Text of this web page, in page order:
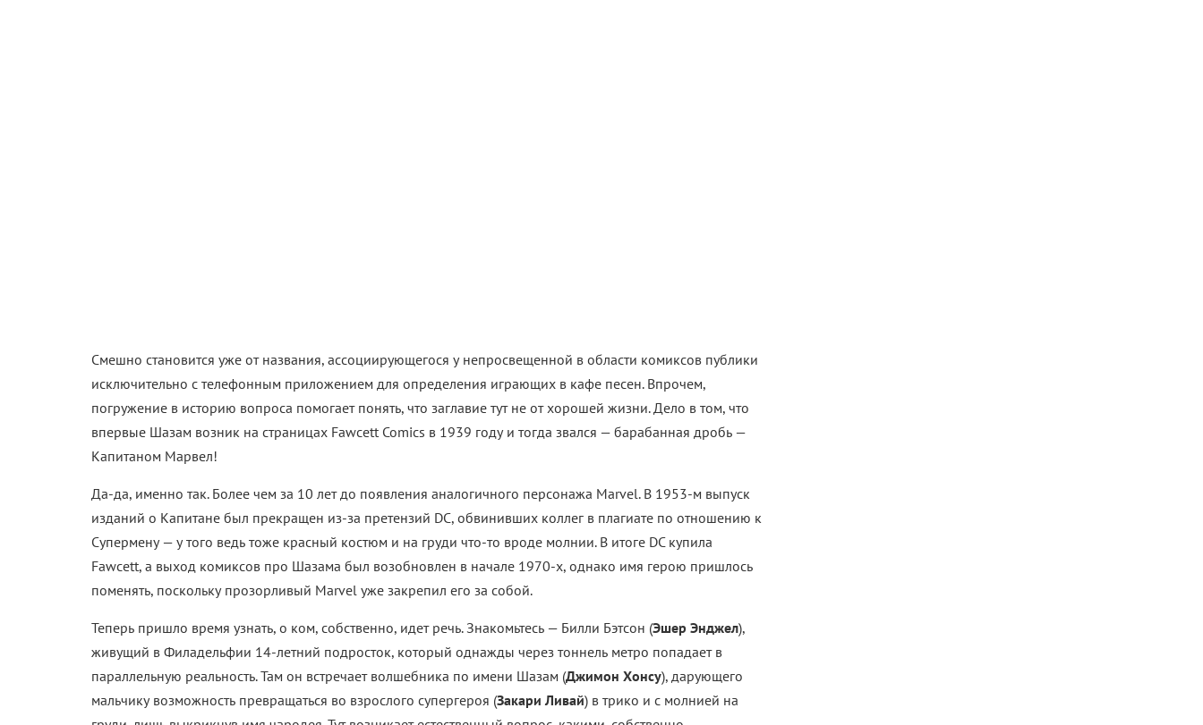
Смешно становится уже от названия, ассоциирующегося у непросвещенной в области комиксов публики
исключительно с телефонным приложением для определения играющих в кафе песен. Впрочем,
погружение в историю вопроса помогает понять, что заглавие тут не от хорошей жизни. Дело в том, что
впервые Шазам возник на страницах Fawcett Comics в 1939 году и тогда звался — барабанная дробь —
Капитаном Марвел!
Да-да, именно так. Более чем за 10 лет до появления аналогичного персонажа Marvel. В 1953-м выпуск
изданий о Капитане был прекращен из-за претензий DC, обвинивших коллег в плагиате по отношению к
Супермену — у того ведь тоже красный костюм и на груди что-то вроде молнии. В итоге DC купила
Fawcett, а выход комиксов про Шазама был возобновлен в начале 1970-х, однако имя герою пришлось
поменять, поскольку прозорливый Marvel уже закрепил его за собой.
Теперь пришло время узнать, о ком, собственно, идет речь. Знакомьтесь — Билли Бэтсон (Эшер Энджел),
живущий в Филадельфии 14-летний подросток, который однажды через тоннель метро попадает в
параллельную реальность. Там он встречает волшебника по имени Шазам (Джимон Хонсу), дарующего
мальчику возможность превращаться во взрослого супергероя (Закари Ливай) в трико и с молнией на